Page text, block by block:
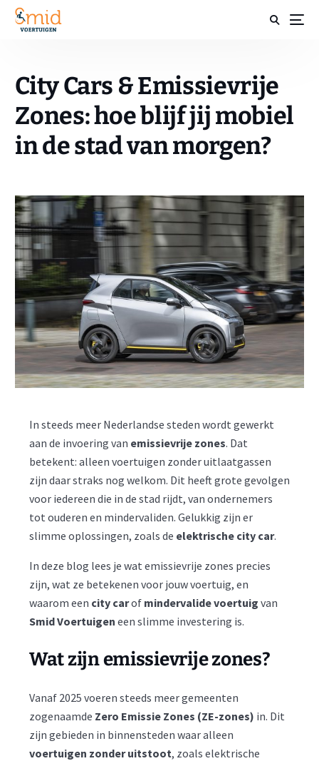
City Cars & Emissievrije
Zones: hoe blijf jij mobiel
in de stad van morgen?
In steeds meer Nederlandse steden wordt gewerkt
aan de invoering van emissievrije zones. Dat
betekent: alleen voertuigen zonder uitlaatgassen
zijn daar straks nog welkom. Dit heeft grote gevolgen
voor iedereen die in de stad rijdt, van ondernemers
tot ouderen en mindervaliden. Gelukkig zijn er
slimme oplossingen, zoals de elektrische city car.
In deze blog lees je wat emissievrije zones precies
zijn, wat ze betekenen voor jouw voertuig, en
waarom een city carof mindervalide voertuig van
Smid Voertuigen een slimme investering is.
Wat zijn emissievrije zones?
Vanaf 2025 voeren steeds meer gemeenten
zogenaamde Zero Emissie Zones (ZE-zones) in. Dit
zijn gebieden in binnensteden waar alleen
voertuigen zonder uitstoot, zoals elektrische